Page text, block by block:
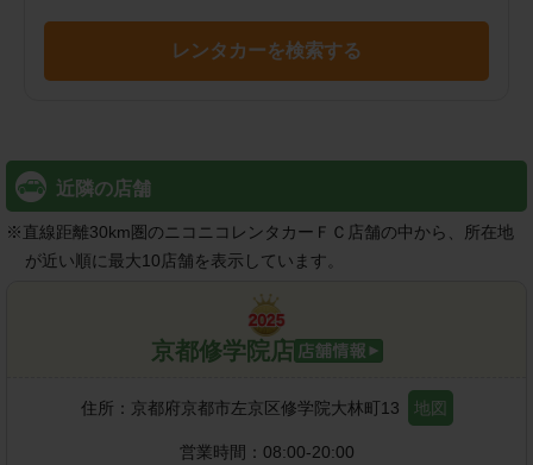
レンタカーを検索する
近隣の店舗
※直線距離30km圏のニコニコレンタカーＦＣ店舗の中から、所在地
が近い順に最大10店舗を表示しています。
京都修学院店
住所： 京都府京都市左京区修学院大林町13 地図
営業時間： 08:00-20:00